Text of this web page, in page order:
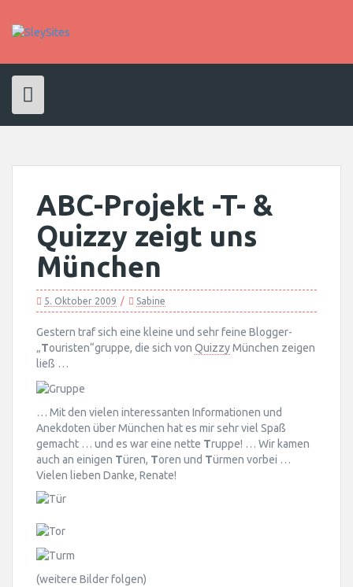
content
ABC-Projekt -T- &
Quizzy zeigt uns
München
5. Oktober 2009 Sabine
Gestern traf sich eine kleine und sehr feine Blogger-
„Touristen“gruppe, die sich von QuizzyMünchen zeigen
ließ …
… Mit den vielen interessanten Informationen und
Anekdoten über München hat es mir sehr viel Spaß
gemacht … und es war eine nette Truppe! … Wir kamen
auch an einigen Türen, Toren und Türmen vorbei …
Vielen lieben Danke, Renate!
(weitere Bilder folgen)